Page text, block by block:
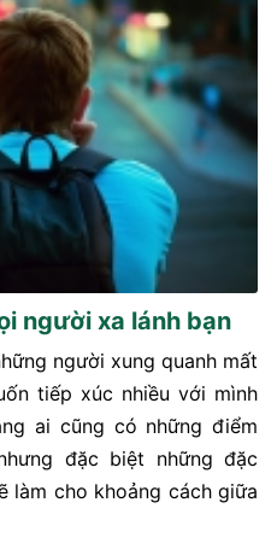
người xa lánh bạn
người xung quanh mất
tiếp xúc nhiều với mình
ai cũng có những điểm
đặc biệt những đặc
làm cho khoảng cách giữa